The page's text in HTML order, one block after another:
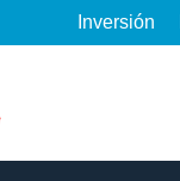
Inversión